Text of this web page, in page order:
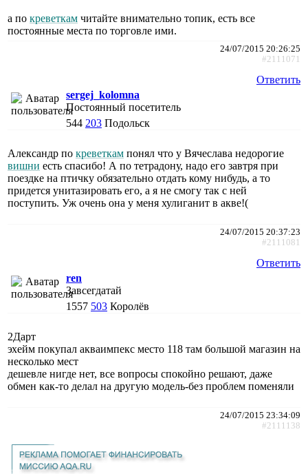
а по креветкам читайте внимательно топик, есть все
постоянные места по торговле ими.
24/07/2015 20:26:25
#2111071
Ответить
sergej_kolomna
Постоянный посетитель
544 203 Подольск
Александр по креветкам понял что у Вячеслава недорогие
вишни есть спасибо! А по тетрадону, надо его завтря при
поездке на птичку обязательно отдать кому нибудь, а то
придется унитазировать его, а я не смогу так с ней
поступить. Уж очень она у меня хулиганит в акве!(
24/07/2015 20:37:23
#2111081
Ответить
ren
Завсегдатай
1557 503 Королёв
2Дарт
эхейм покупал акваимпекс место 118 там большой магазин на
несколько мест
дешевле нигде нет, все вопросы спокойно решают, даже
обмен как-то делал на другую модель-без проблем поменяли
24/07/2015 23:34:09
#2111138